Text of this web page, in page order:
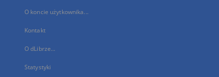
O koncie użytkownika...
Kontakt
O dLibrze...
Statystyki